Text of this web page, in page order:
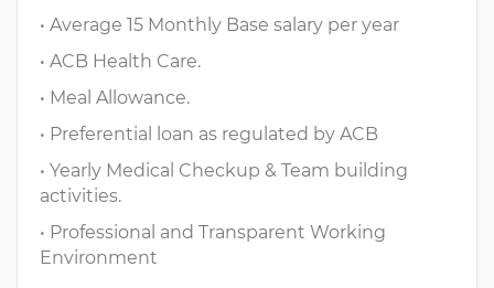
• Average 15 Monthly Base salary per year
• ACB Health Care.
• Meal Allowance.
• Preferential loan as regulated by ACB
• Yearly Medical Checkup & Team building
activities.
• Professional and Transparent Working
Environment